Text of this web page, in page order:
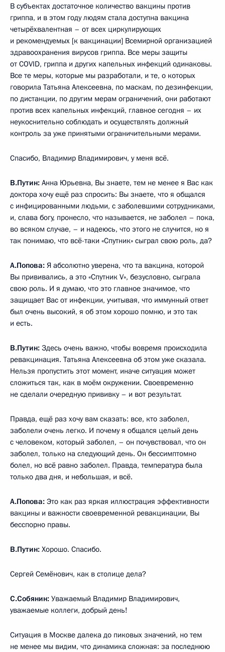
В субъектах достаточное количество вакцины против
гриппа, и в этом году людям стала доступна вакцина
четырёхвалентная – от всех циркулирующих
и рекомендуемых [к вакцинации] Всемирной организацией
здравоохранения вирусов гриппа. Все меры защиты
от COVID, гриппа и других капельных инфекций одинаковы.
Все те меры, которые мы разработали, и те, о которых
говорила Татьяна Алексеевна, по маскам, по дезинфекции,
по дистанции, по другим мерам ограничений, они работают
против всех капельных инфекций, главное сегодня – их
неукоснительно соблюдать и осуществлять должный
контроль за уже принятыми ограничительными мерами.
Спасибо, Владимир Владимирович, у меня всё.
В.Путин: Анна Юрьевна, Вы знаете, тем не менее я Вас как
доктора хочу ещё раз спросить: Вы знаете, что я общался
с инфицированными людьми, с заболевшими сотрудниками,
и, слава богу, пронесло, что называется, не заболел – пока,
во всяком случае, – и надеюсь, что этого не случится, но я
так понимаю, что всё-таки «Спутник» сыграл свою роль, да?
А.Попова: Я абсолютно уверена, что та вакцина, которой
Вы прививались, а это «Спутник V», безусловно, сыграла
свою роль. И я думаю, что это главное значимое, что
защищает Вас от инфекции, учитывая, что иммунный ответ
был очень высокий, я об этом хорошо помню, и это так
и есть.
В.Путин: Здесь очень важно, чтобы вовремя происходила
ревакцинация. Татьяна Алексеевна об этом уже сказала.
Нельзя пропустить этот момент, иначе ситуация может
сложиться так, как в моём окружении. Своевременно
не сделали очередную прививку – и вот результат.
Правда, ещё раз хочу вам сказать: все, кто заболел,
заболели очень легко. И почему я общался целый день
с человеком, который заболел, – он почувствовал, что он
заболел, только на следующий день. Он бессимптомно
болел, но всё равно заболел. Правда, температура была
только два дня, и небольшая, и всё.
А.Попова: Это как раз яркая иллюстрация эффективности
вакцины и важности своевременной ревакцинации, Вы
бесспорно правы.
В.Путин: Хорошо. Спасибо.
Сергей Семёнович, как в столице дела?
С.Собянин: Уважаемый Владимир Владимирович,
уважаемые коллеги, добрый день!
Ситуация в Москве далека до пиковых значений, но тем
не менее мы видим, что динамика сложная: за последнюю